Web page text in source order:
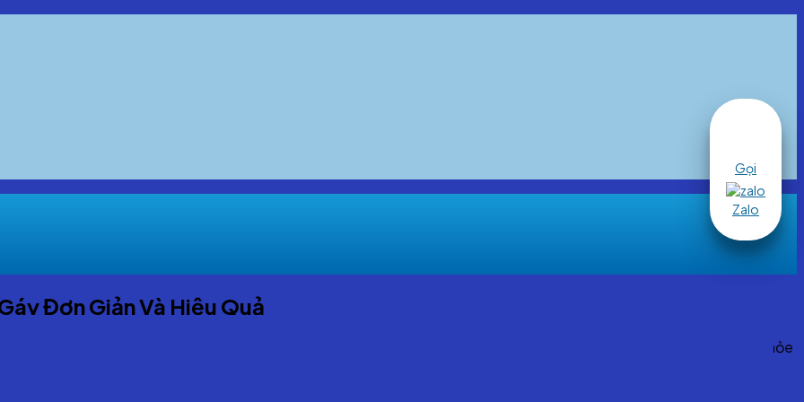
Đơn Giản Và Hiệu Quả
người. Tình trạng đau mỏi cổ vai gáy thường xuyên sẽ không chỉ gây ảnh hưởng tới sức khỏe thể chất và cả sức khỏe
nhau, và đang có xu hướng trẻ hóa đôi tượng. Do vậy, để bảo vệ tốt nhất cho sức khỏe của bản thân và gia đình, hãy
đau mỏi cổ vai gáy đơn giản hiệu quả dưới đây nhé!
Gọi
Zalo